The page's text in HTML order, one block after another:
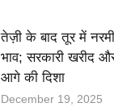
तेज़ी के बाद तूर में
भाव; सरकारी खरीद
आगे की दिशा
December 19, 2025